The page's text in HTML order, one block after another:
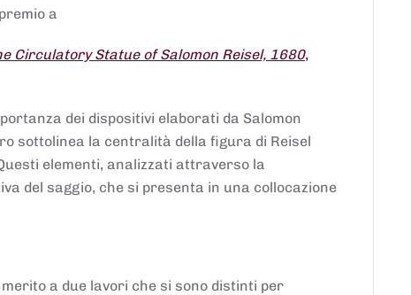
a
Circulatory Statue of Salomon Reisel, 1680,
dei dispositivi elaborati da Salomon
sottolinea la centralità della figura di Reisel
elementi, analizzati attraverso la
del saggio, che si presenta in una collocazione
a due lavori che si sono distinti per